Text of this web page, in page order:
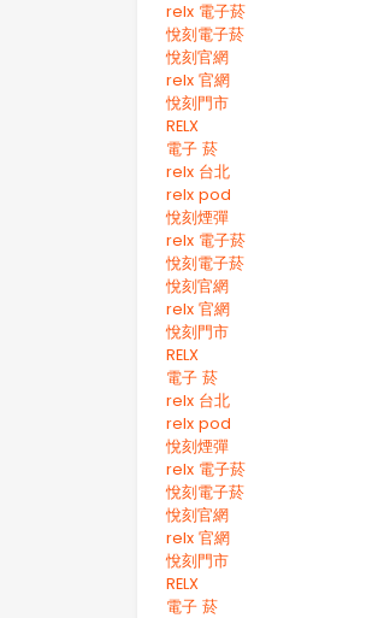
relx 電子菸
悅刻電子菸
悅刻官網
relx 官網
悅刻門市
RELX
電子 菸
relx 台北
relx pod
悅刻煙彈
relx 電子菸
悅刻電子菸
悅刻官網
relx 官網
悅刻門市
RELX
電子 菸
relx 台北
relx pod
悅刻煙彈
relx 電子菸
悅刻電子菸
悅刻官網
relx 官網
悅刻門市
RELX
電子 菸